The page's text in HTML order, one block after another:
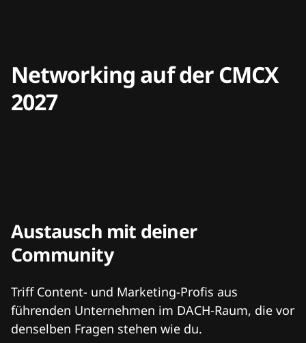
Networking auf der CMCX
2027
Austausch mit deiner
Community
Triff Content- und Marketing-Profis aus
führenden Unternehmen im DACH-Raum, die vor
denselben Fragen stehen wie du.